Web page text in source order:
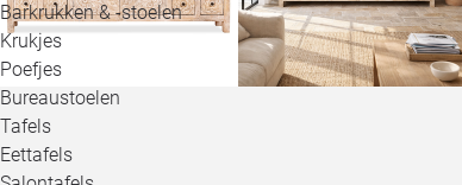
Barkrukken & -stoelen
Krukjes
Poefjes
Bureaustoelen
Tafels
Eettafels